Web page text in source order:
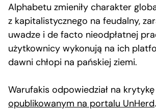
Alphabetu zmieniły charakter
z kapitalistycznego na feudalny,
uwadze i de facto nieodpłatnej
użytkownicy wykonują na ich
dawni chłopi na pańskiej ziemi.
Warufakis odpowiedział na krytykę
opublikowanym na portalu UnHerd